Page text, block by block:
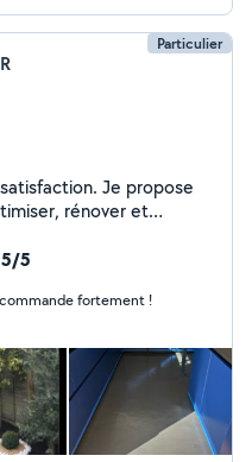
Particulier
rénover et
locations courtes ou
location. Travaux
de cuisines,
et valorisation du
5
fortement !